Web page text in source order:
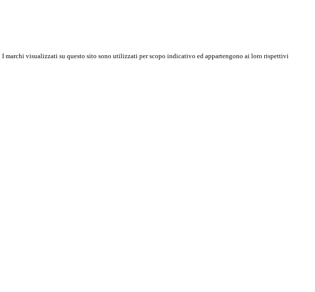
I marchi visualizzati su questo sito sono utilizzati per scopo indicativo ed appartengono ai loro rispettivi